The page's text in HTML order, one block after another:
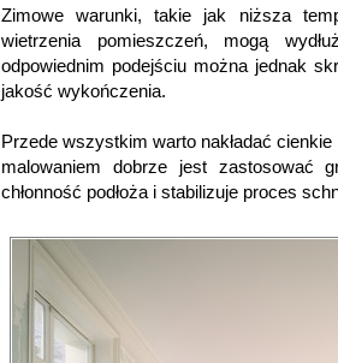
Zimowe warunki, takie jak niższa
wietrzenia pomieszczeń, mogą
odpowiednim podejściu można jednak
jakość wykończenia.
Przede wszystkim warto nakładać
malowaniem dobrze jest zastosować
chłonność podłoża i stabilizuje proces